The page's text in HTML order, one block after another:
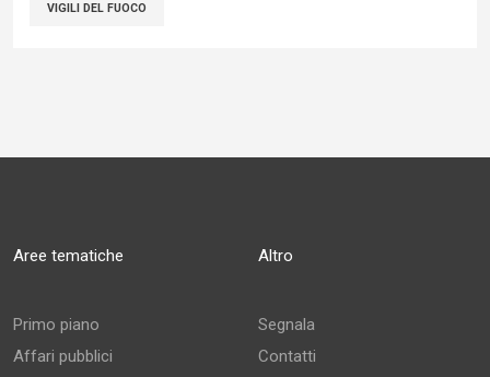
VIGILI DEL FUOCO
Aree tematiche
Primo piano
Affari pubblici
Altro
Segnala
Contatti